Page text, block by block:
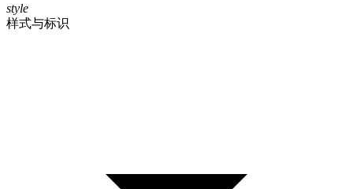
style
样式与标识